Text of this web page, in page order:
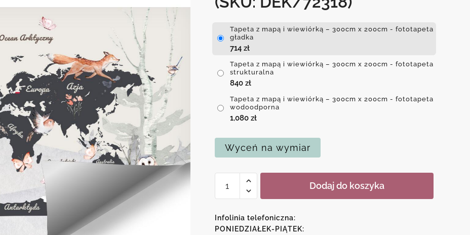
Tapeta z mapą i wiewiórką – 300cm x 200cm - fototapeta
gładka
714 zł
Tapeta z mapą i wiewiórką – 300cm x 200cm - fototapeta
strukturalna
840 zł
Tapeta z mapą i wiewiórką – 300cm x 200cm - fototapeta
wodoodporna
1,080 zł
Wyceń na wymiar
Tapeta
mapą
i
Dodaj do koszyka
Infolinia telefoniczna:
PONIEDZIAŁEK-PIĄTEK: